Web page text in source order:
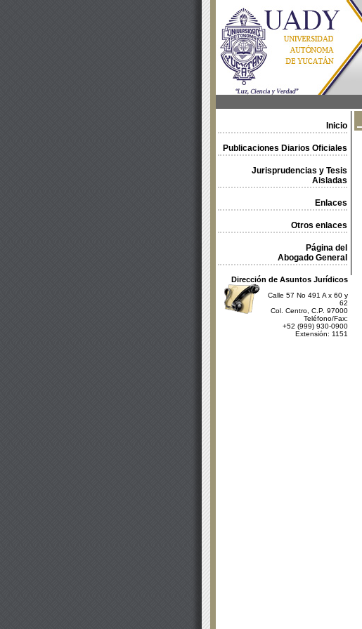
Inicio
Publicaciones Diarios Oficiales
Jurisprudencias y Tesis
Aisladas
Enlaces
Otros enlaces
Página del
Abogado General
Dirección de Asuntos Jurídicos
Calle 57 No 491 A x 60 y
62
Col. Centro, C.P. 97000
Teléfono/Fax:
+52 (999) 930-0900
Extensión: 1151